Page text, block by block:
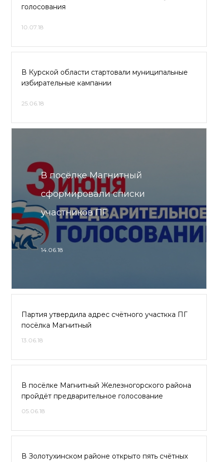
голосования
10.07.18
В Курской области стартовали муниципальные
избирательные кампании
25.06.18
В посёлке Магнитный
сформировали списки
участников ПГ
14.06.18
Партия утвердила адрес счётного участкка ПГ
посёлка Магнитный
13.06.18
В посёлке Магнитный Железногорского района
пройдёт предварительное голосование
05.06.18
В Золотухинском районе открыто пять счётных